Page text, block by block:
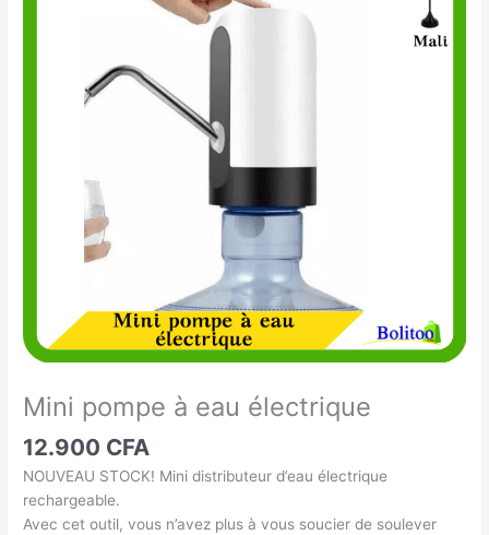
Mini pompe à eau électrique
12.900 CFA
NOUVEAU STOCK! Mini distributeur d’eau électrique
rechargeable.
Avec cet outil, vous n’avez plus à vous soucier de soulever